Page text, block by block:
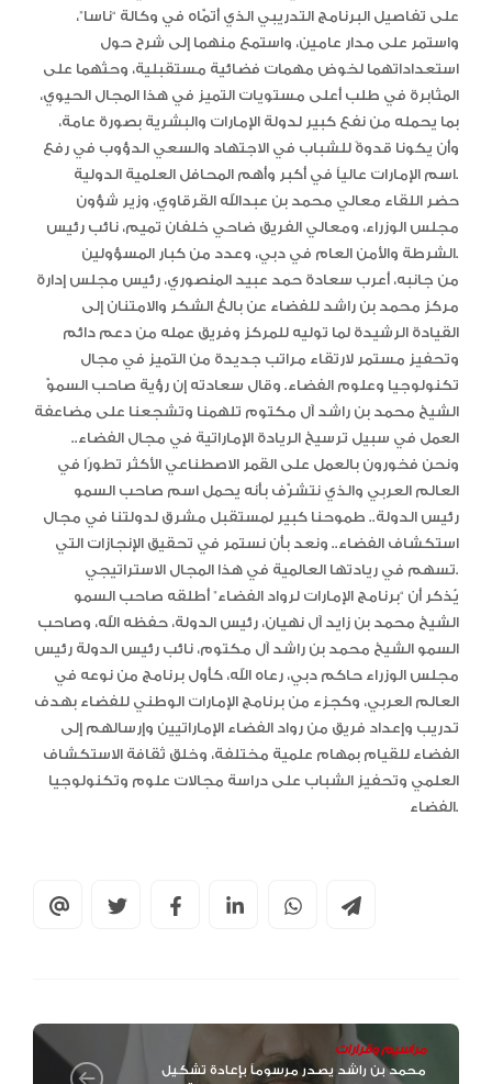
على تفاصيل البرنامج التدريبي الذي أتمّاه في وكالة “ناسا”،
واستمر على مدار عامين، واستمع منهما إلى شرح حول
استعداداتهما لخوض مهمات فضائية مستقبلية، وحثهما على
المثابرة في طلب أعلى مستويات التميز في هذا المجال الحيوي،
بما يحمله من نفع كبير لدولة الإمارات والبشرية بصورة عامة،
وأن يكونا قدوةً للشباب في الاجتهاد والسعي الدؤوب في رفع
اسم الإمارات عالياً في أكبر وأهم المحافل العلمية الدولية.
حضر اللقاء معالي محمد بن عبدالله القرقاوي، وزير شؤون
مجلس الوزراء، ومعالي الفريق ضاحي خلفان تميم، نائب رئيس
الشرطة والأمن العام في دبي، وعدد من كبار المسؤولين.
من جانبه، أعرب سعادة حمد عبيد المنصوري، رئيس مجلس إدارة
مركز محمد بن راشد للفضاء عن بالغ الشكر والامتنان إلى
القيادة الرشيدة لما توليه للمركز وفريق عمله من دعم دائم
وتحفيز مستمر لارتقاء مراتب جديدة من التميز في مجال
تكنولوجيا وعلوم الفضاء. وقال سعادته إن رؤية صاحب السموّ
الشيخ محمد بن راشد آل مكتوم تلهمنا وتشجعنا على مضاعفة
العمل في سبيل ترسيخ الريادة الإماراتية في مجال الفضاء..
ونحن فخورون بالعمل على القمر الاصطناعي الأكثر تطورًا في
العالم العربي والذي نتشرّف بأنه يحمل اسم صاحب السمو
رئيس الدولة.. طموحنا كبير لمستقبل مشرق لدولتنا في مجال
استكشاف الفضاء.. ونعد بأن نستمر في تحقيق الإنجازات التي
تسهم في ريادتها العالمية في هذا المجال الاستراتيجي.
يُذكر أن “برنامج الإمارات لرواد الفضاء” أطلقه صاحب السمو
الشيخ محمد بن زايد آل نهيان، رئيس الدولة، حفظه الله، وصاحب
السمو الشيخ محمد بن راشد آل مكتوم، نائب رئيس الدولة رئيس
مجلس الوزراء حاكم دبي، رعاه الله، كأول برنامج من نوعه في
العالم العربي، وكجزء من برنامج الإمارات الوطني للفضاء بهدف
تدريب وإعداد فريق من رواد الفضاء الإماراتيين وإرسالهم إلى
الفضاء للقيام بمهام علمية مختلفة، وخلق ثقافة الاستكشاف
العلمي وتحفيز الشباب على دراسة مجالات علوم وتكنولوجيا
الفضاء.
مراسيم وقرارات
محمد بن راشد يصدر مرسوماً بإعادة تشكيل